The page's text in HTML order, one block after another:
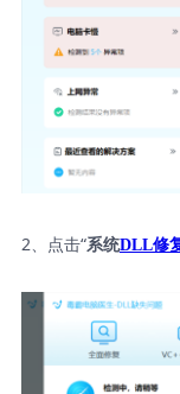
2、点击“系统DLL修